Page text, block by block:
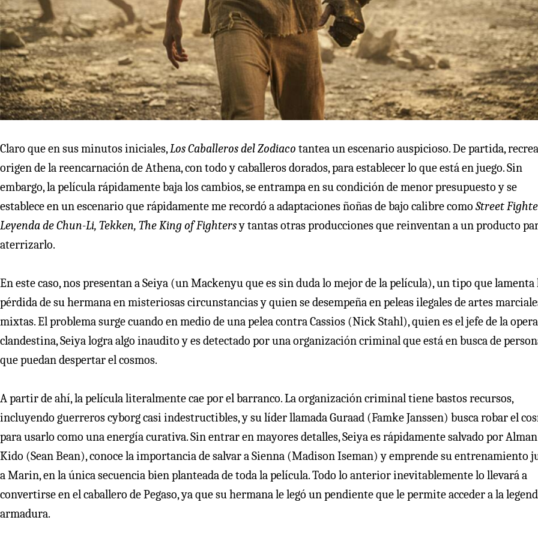
Claro que en sus minutos iniciales,Los Caballeros del Zodiaco tantea un escenario auspicioso. De partida,
origen de la reencarnación de Athena, con todo y caballeros dorados, para establecer lo que está en juego. Sin
embargo, la película rápidamente baja los cambios, se entrampa en su condición de menor presupuesto y se
establece en un escenario que rápidamente me recordó a adaptaciones ñoñas de bajo calibre como Street
Leyenda de Chun-Li, Tekken, The King of Fightersy tantas otras producciones que reinventan a un producto
aterrizarlo.
En este caso, nos presentan a Seiya (un Mackenyu que es sin duda lo mejor de la película), un tipo que lamenta
pérdida de su hermana en misteriosas circunstancias y quien se desempeña en peleas ilegales de artes
mixtas. El problema surge cuando en medio de una pelea contra Cassios (Nick Stahl), quien es el jefe de la
clandestina, Seiya logra algo inaudito y es detectado por una organización criminal que está en busca de
que puedan despertar el cosmos.
A partir de ahí, la película literalmente cae por el barranco. La organización criminal tiene bastos recursos,
incluyendo guerreros cyborg casi indestructibles, y su líder llamada Guraad (Famke Janssen) busca robar el
para usarlo como una energía curativa. Sin entrar en mayores detalles, Seiya es rápidamente salvado por Alman
Kido (Sean Bean), conoce la importancia de salvar a Sienna (Madison Iseman) y emprende su entrenamiento
a Marin, en la única secuencia bien planteada de toda la película. Todo lo anterior inevitablemente lo llevará a
convertirse en el caballero de Pegaso, ya que su hermana le legó un pendiente que le permite acceder a la
armadura.